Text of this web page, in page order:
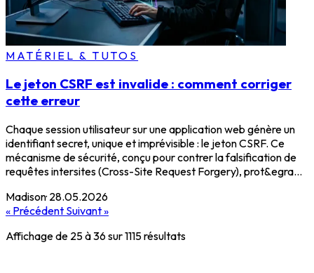
MATÉRIEL & TUTOS
Le jeton CSRF est invalide : comment corriger
cette erreur
Chaque session utilisateur sur une application web génère un
identifiant secret, unique et imprévisible : le jeton CSRF. Ce
mécanisme de sécurité, conçu pour contrer la falsification de
requêtes intersites (Cross-Site Request Forgery), prot&egra...
Madison· 28.05.2026
« Précédent Suivant »
Affichage de 25à36sur1115résultats